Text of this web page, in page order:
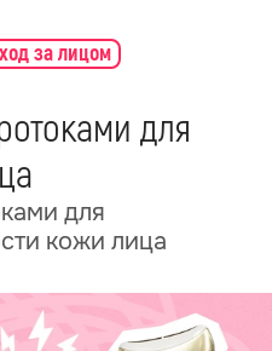
за лицом
для
для
кожи лица